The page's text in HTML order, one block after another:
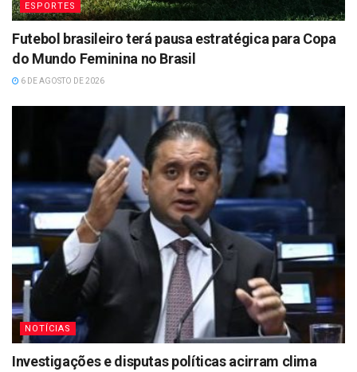
ESPORTES
Futebol brasileiro terá pausa estratégica para Copa
do Mundo Feminina no Brasil
6 DE AGOSTO DE 2026
NOTÍCIAS
Investigações e disputas políticas acirram clima